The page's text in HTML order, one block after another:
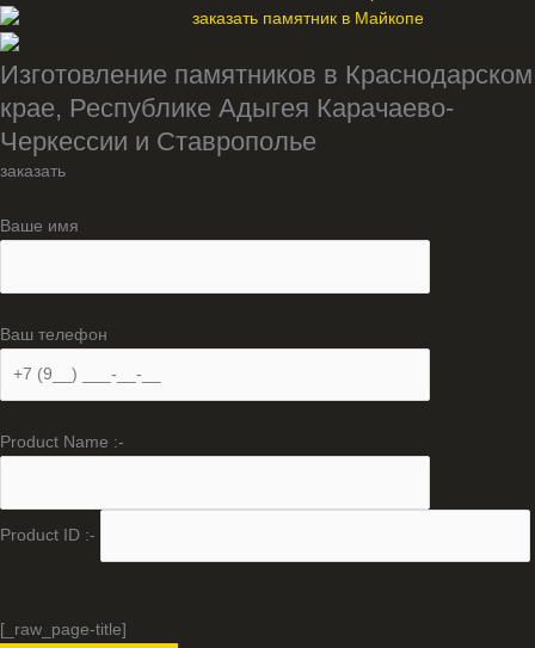
Изготовление памятников в Краснодарском
крае, Республике Адыгея Карачаево-
Черкессии и Ставрополье
заказать
Ваше имя
Ваш телефон
Product Name :-
Product ID :-
[_raw_page-title]